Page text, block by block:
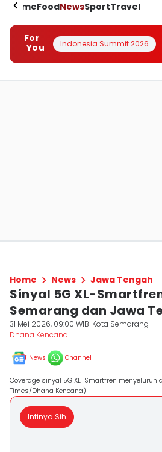
HomeFoodNewsSportTravel
For
You
Indonesia Summit 2026
Home News Jawa Tengah
Sinyal 5G XL-
Semarang dan Jawa
31 Mei 2026, 09:00 WIB Kota Semarang
Dhana Kencana
News Channel
Coverage sinyal 5G XL-Smartfren menyeluruh
Times/Dhana Kencana)
Intinya Sih